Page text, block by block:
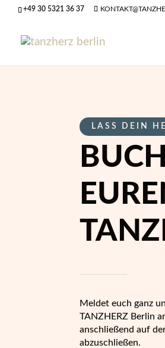
+49 30 5321 36 37
LASS DEIN
Meldet euch ganz
TANZHERZ Berlin
anschließend auf
abzuschließen.